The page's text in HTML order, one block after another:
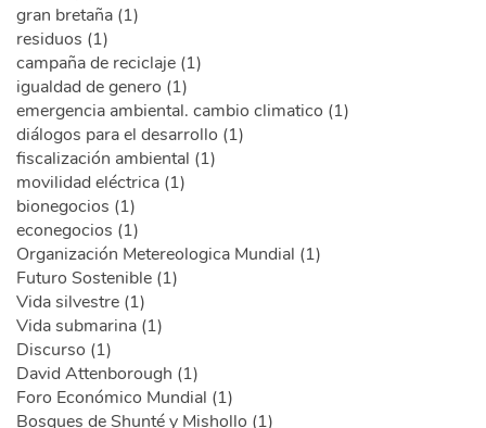
gran bretaña (1)
residuos (1)
campaña de reciclaje (1)
igualdad de genero (1)
emergencia ambiental. cambio climatico (1)
diálogos para el desarrollo (1)
fiscalización ambiental (1)
movilidad eléctrica (1)
bionegocios (1)
econegocios (1)
Organización Metereologica Mundial (1)
Futuro Sostenible (1)
Vida silvestre (1)
Vida submarina (1)
Discurso (1)
David Attenborough (1)
Foro Económico Mundial (1)
Bosques de Shunté y Mishollo (1)